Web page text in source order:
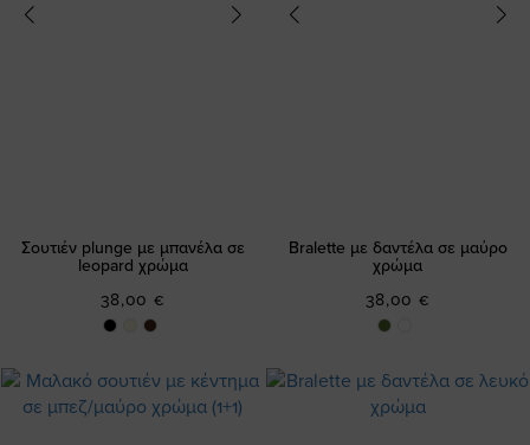
Σουτιέν plunge με μπανέλα σε
leopard χρώμα
38,00 €
Bralette με δαντέλα σε μαύρο
χρώμα
38,00 €